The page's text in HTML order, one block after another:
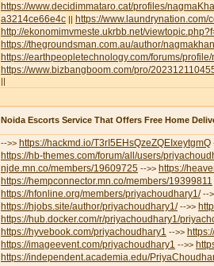
https://www.decidimmataro.cat/profiles/
a3214ce66e4c || https://
http://ekonomimvmeste.ukrbb.net/
https://thegroundsman.com.au/author/
https://earthpeopletechnology.com/forums/
https://www.bizbangboom.com/pro/
||
Noida Escorts Service That Offers Free Home
-->> https://hackmd.io/T3rI5EHsQzeZQEIxeytgmQ
https://hb-themes.com/forum/all/users/
njde.mn.co/members/19609725 -->> https://
https://hempconnector.mn.co/members/19399811
https://hfonline.org/members/priyachoudhary1/--
https://hjobs.site/author/priyachoudhary1/-->>
https://hub.docker.com/r/priyachoudhary1/
https://hyvebook.com/priyachoudhary1 -->>
https://imageevent.com/priyachoudhary1 -->>
https://independent.academia.edu/